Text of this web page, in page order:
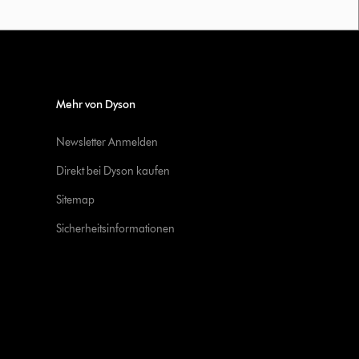
Mehr von Dyson
Newsletter Anmelden
Direkt bei Dyson kaufen
Sitemap
Sicherheitsinformationen